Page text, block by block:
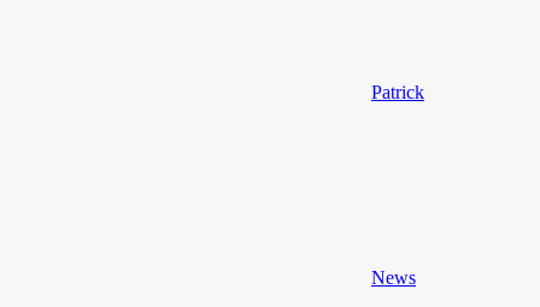
Patrick
News